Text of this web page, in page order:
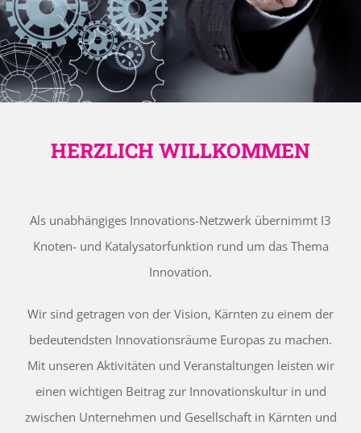
HERZLICH WILLKOMMEN
Als unabhängiges Innovations-Netzwerk übernimmt I3
Knoten- und Katalysatorfunktion rund um das Thema
Innovation.
Wir sind getragen von der Vision, Kärnten zu einem der
bedeutendsten Innovationsräume Europas zu machen.
Mit unseren Aktivitäten und Veranstaltungen leisten wir
einen wichtigen Beitrag zur Innovationskultur in und
zwischen Unternehmen und Gesellschaft in Kärnten und